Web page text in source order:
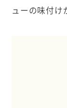
ューの味付け